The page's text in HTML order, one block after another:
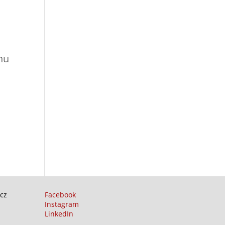
Facebook
Instagram
LinkedIn